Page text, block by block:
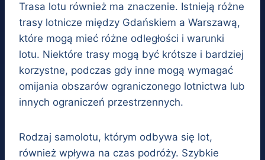
Trasa lotu również ma znaczenie. Istnieją różne
trasy lotnicze między Gdańskiem a Warszawą,
które mogą mieć różne odległości i warunki
lotu. Niektóre trasy mogą być krótsze i bardziej
korzystne, podczas gdy inne mogą wymagać
omijania obszarów ograniczonego lotnictwa lub
innych ograniczeń przestrzennych.
Rodzaj samolotu, którym odbywa się lot,
również wpływa na czas podróży. Szybkie